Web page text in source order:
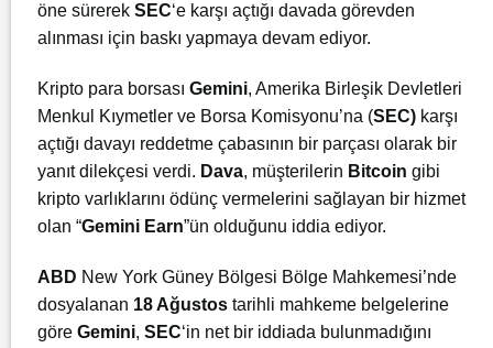
öne sürerek SEC‘e karşı açtığı davada görevden
alınması için baskı yapmaya devam ediyor.
Kripto para borsası Gemini, Amerika Birleşik Devletleri
Menkul Kıymetler ve Borsa Komisyonu’na (SEC) karşı
açtığı davayı reddetme çabasının bir parçası olarak bir
yanıt dilekçesi verdi. Dava, müşterilerin Bitcoin gibi
kripto varlıklarını ödünç vermelerini sağlayan bir hizmet
olan “Gemini Earn”ün olduğunu iddia ediyor.
ABD New York Güney Bölgesi Bölge Mahkemesi’nde
dosyalanan 18 Ağustos tarihli mahkeme belgelerine
göre Gemini, SEC‘in net bir iddiada bulunmadığını